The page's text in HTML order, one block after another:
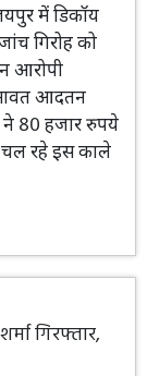
में डिकॉय
गिरोह को
आरोपी
आदतन
ने 80 हजार रुपये
चल रहे इस काले
गिरफ्तार,